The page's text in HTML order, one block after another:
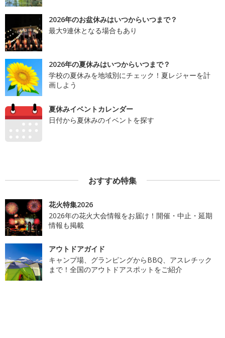
2026年のお盆休みはいつからいつまで？
最大9連休となる場合もあり
2026年の夏休みはいつからいつまで？
学校の夏休みを地域別にチェック！夏レジャーを計
画しよう
夏休みイベントカレンダー
日付から夏休みのイベントを探す
おすすめ特集
花火特集2026
2026年の花火大会情報をお届け！開催・中止・延期
情報も掲載
アウトドアガイド
キャンプ場、グランピングからBBQ、アスレチック
まで！全国のアウトドアスポットをご紹介